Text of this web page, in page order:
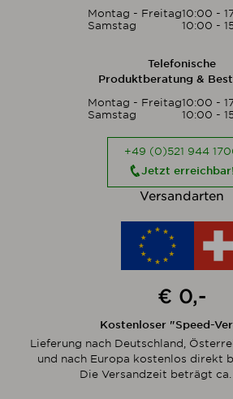
Montag - Freitag10:00 -
Samstag
10:00 -
Telefonische
Produktberatung &
Montag - Freitag10:00 -
Samstag
10:00 -
+49 (0)521 944
Jetzt erreichbar!
Versandarten
€ 0,-
Kostenloser "Speed-
Lieferung nach Deutschland,
und nach Europa kostenlos direkt
Die Versandzeit beträgt ca.